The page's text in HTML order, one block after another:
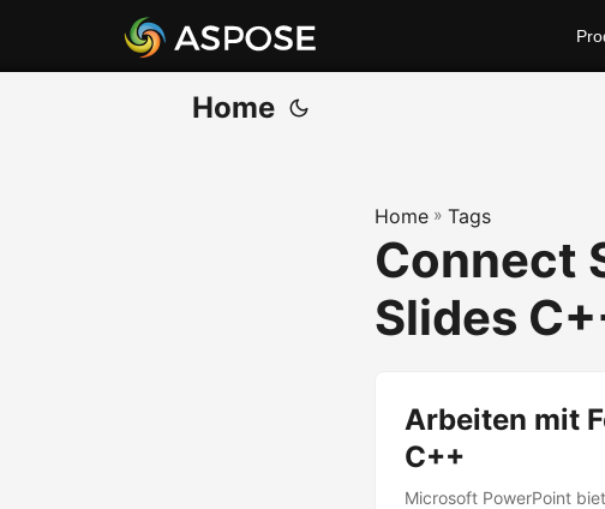
Home
Home » Tags
Connect
Slides
Arbeiten mit
C++
Microsoft PowerPoint